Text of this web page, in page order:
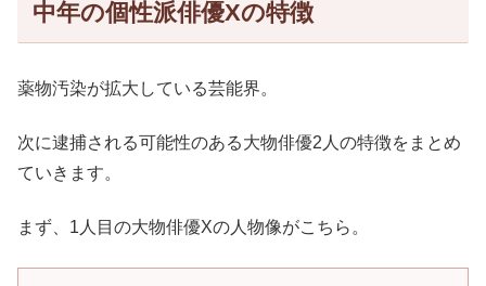
中年の個性派俳優Xの特徴
薬物汚染が拡大している芸能界。
次に逮捕される可能性のある大物俳優2人の特徴をまとめ
ていきます。
まず、1人目の大物俳優Xの人物像がこちら。